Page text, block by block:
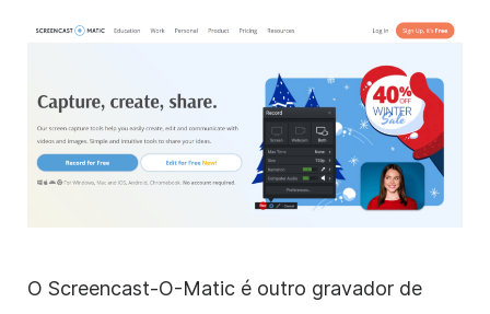
O Screencast-O-Matic é outro gravador de